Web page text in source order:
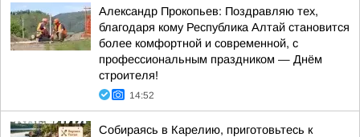
Александр Прокопьев: Поздравляю тех,
благодаря кому Республика Алтай становится
более комфортной и современной, с
профессиональным праздником — Днём
строителя!
14:52
Собираясь в Карелию, приготовьтесь к